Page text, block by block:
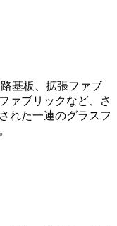
路基板、拡張ファブ
ァブリックなど、さ
れた一連のグラスフ